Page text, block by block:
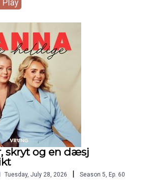
i sosiale medier? Hvorfor har Lone
hun kan si sin rant høyt…
Play
skryt og en dæsj
Tuesday, July 28, 2026 | Season 5 Ep. 60